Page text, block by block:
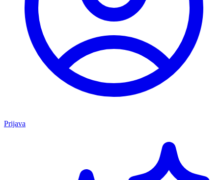
Prijava